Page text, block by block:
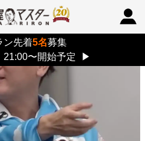
ン先着5名募集
21:00〜開始予定
▶